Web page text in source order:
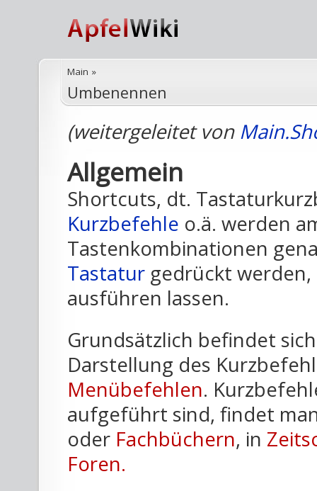
Main »
Umbenennen
(weitergeleitet von
Allgemein
Shortcuts, dt.
Kurzbefehle o.ä. werden
Tastenkombinationen
Tastatur gedrückt
ausführen lassen.
Grundsätzlich befindet
Darstellung des
Menübefehlen.
aufgeführt sind, findet
oder Fachbüchern, in
Foren.